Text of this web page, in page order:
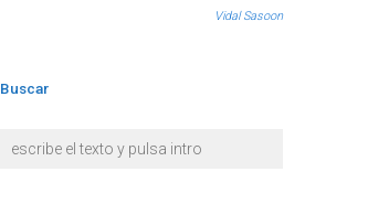
Vidal Sasoon
Buscar